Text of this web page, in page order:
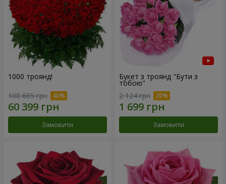
1000 троянд!
100 665 грн
Замовити
Букет з троянд "Бути з
тобою"
2 124 грн
Замовити